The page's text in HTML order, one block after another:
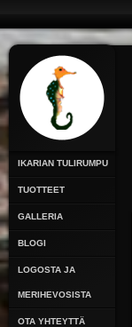
IKARIAN TULIRUMPU
TUOTTEET
GALLERIA
BLOGI
LOGOSTA JA
MERIHEVOSISTA
OTA YHTEYTTÄ